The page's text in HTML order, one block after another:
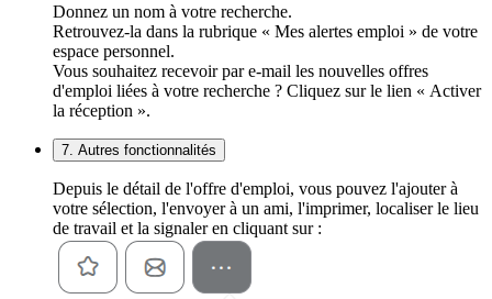
Donnez un nom à votre recherche.
Retrouvez-la dans la rubrique « Mes alertes emploi » de votre
espace personnel.
Vous souhaitez recevoir par e-mail les nouvelles offres
d'emploi liées à votre recherche ? Cliquez sur le lien « Activer
la réception ».
7. Autres fonctionnalités
Depuis le détail de l'offre d'emploi, vous pouvez l'ajouter à
votre sélection, l'envoyer à un ami, l'imprimer, localiser le lieu
de travail et la signaler en cliquant sur :